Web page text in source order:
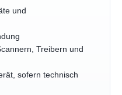
und
Treibern und
sofern technisch